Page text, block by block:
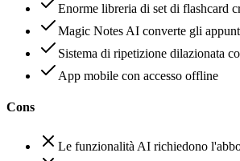
Enorme libreria di set di flashcard
Magic Notes AI converte gli
Sistema di ripetizione dilazionata
App mobile con accesso offline
Cons
Le funzionalità AI richiedono